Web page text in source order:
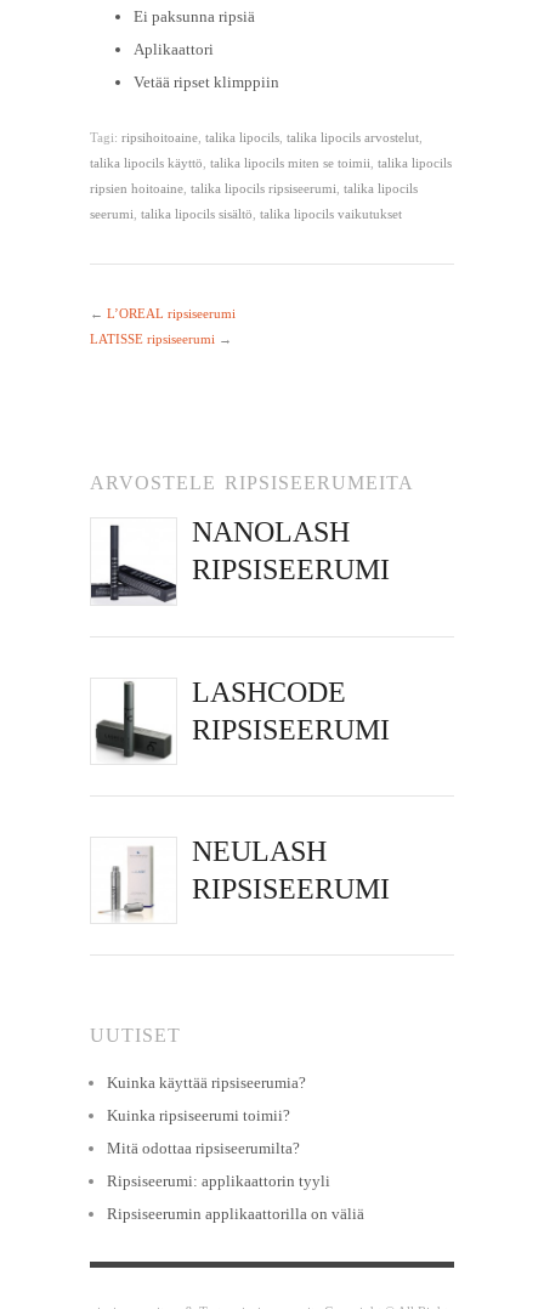
Ei paksunna ripsiä
Aplikaattori
Vetää ripset klimppiin
Tagi: ripsihoitoaine talika lipocils talika lipocils arvostelut
talika lipocils käyttö talika lipocils miten se toimii talika lipocils
ripsien hoitoaine talika lipocils ripsiseerumi talika lipocils
seerumi talika lipocils sisältö talika lipocils vaikutukset
← L’OREAL ripsiseerumi
LATISSE ripsiseerumi →
ARVOSTELE RIPSISEERUMEITA
NANOLASH
RIPSISEERUMI
LASHCODE
RIPSISEERUMI
NEULASH
RIPSISEERUMI
UUTISET
Kuinka käyttää ripsiseerumia?
Kuinka ripsiseerumi toimii?
Mitä odottaa ripsiseerumilta?
Ripsiseerumi: applikaattorin tyyli
Ripsiseerumin applikaattorilla on väliä